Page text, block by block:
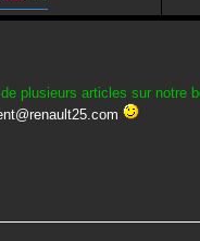
plusieurs articles sur notre